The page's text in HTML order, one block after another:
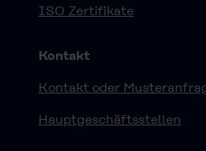
ISO Zertifikate
Kontakt
Kontakt oder
Hauptgeschäftsstellen